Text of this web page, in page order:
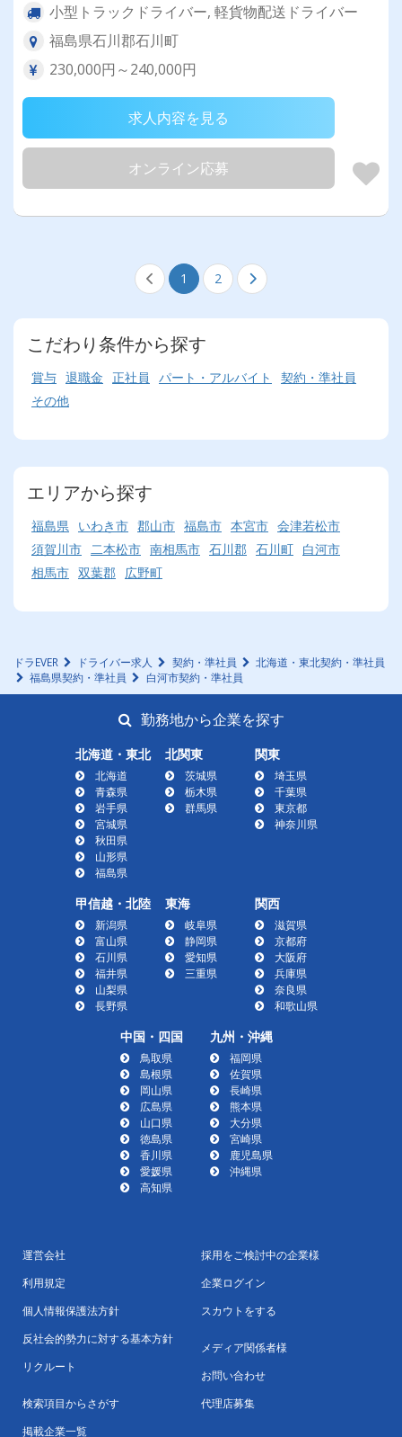
小型トラックドライバー, 軽貨物配送ドライバー
福島県石川郡石川町
230,000円～240,000円
求人内容を見る
オンライン応募
1 2
こだわり条件から探す
賞与 退職金 正社員 パート・アルバイト
契約・準社員
その他
エリアから探す
福島県 いわき市 郡山市 福島市 本宮市 会津若松市
須賀川市
二本松市 南相馬市 石川郡 石川町 白河市
相馬市 双葉郡 広野町
ドラEVER ドライバー求人 契約・準社員
北海道・東北契約・準社員
福島県契約・準社員
白河市契約・準社員
勤務地から企業を探す
北海道・東北
北海道
青森県
岩手県
宮城県
秋田県
山形県
福島県
北関東
茨城県
栃木県
群馬県
関東
埼玉県
千葉県
東京都
神奈川県
甲信越・北陸
新潟県
富山県
石川県
福井県
山梨県
長野県
東海
岐阜県
静岡県
愛知県
三重県
関西
滋賀県
京都府
大阪府
兵庫県
奈良県
和歌山県
中国・四国
鳥取県
島根県
岡山県
広島県
山口県
徳島県
香川県
愛媛県
高知県
九州・沖縄
福岡県
佐賀県
長崎県
熊本県
大分県
宮崎県
鹿児島県
沖縄県
運営会社
利用規定
個人情報保護法方針
反社会的勢力に対する基本方針
リクルート
検索項目からさがす
掲載企業一覧
採用をご検討中の企業様
企業ログイン
スカウトをする
メディア関係者様
お問い合わせ
代理店募集